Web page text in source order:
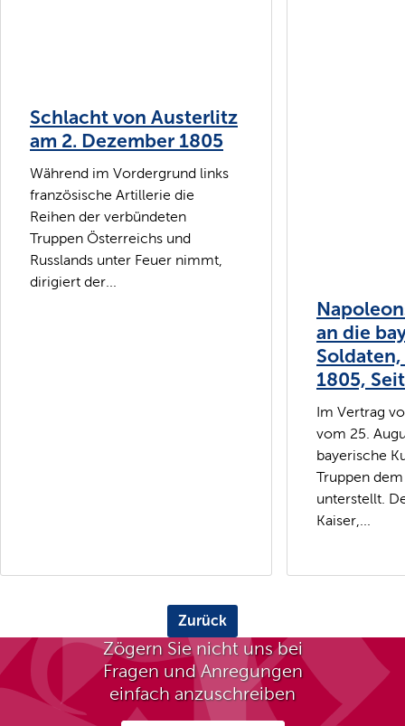
Schlacht von Austerlitz
am 2. Dezember 1805
Während im Vordergrund links
französische Artillerie die
Reihen der verbündeten
Truppen Österreichs und
Russlands unter Feuer nimmt,
dirigiert der...
an die
1805,
Im Vertrag
vom 25.
bayerische
Truppen
unterstellt.
Kaiser,...
Zurück
Zögern Sie nicht uns bei
Fragen und Anregungen
einfach anzuschreiben